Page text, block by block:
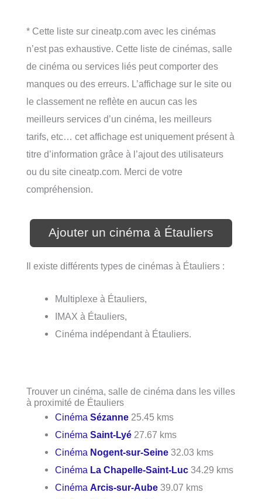
* Cette liste sur cineatp.com avec les cinémas
n’est pas exhaustive. Cette liste de cinémas, salle
de cinéma ou services liés peut comporter des
manques ou des erreurs. L’affichage sur le site ou
le classement ne reflète en aucun cas les
meilleurs services d’un cinéma, les meilleurs
tarifs, etc… cet affichage est uniquement présent à
titre d’information grâce à l’ajout des utilisateurs
ou du site cineatp.com. Merci de votre
compréhension.
Ajouter un cinéma à Étauliers
Il existe différents types de cinémas à Étauliers :
Multiplexe à Étauliers,
IMAX à Étauliers,
Cinéma indépendant à Étauliers.
Trouver un cinéma, salle de cinéma dans les villes
à proximité de Étauliers
CinémaSézanne 25.45 kms
CinémaSaint-Lyé 27.67 kms
Cinéma Nogent-sur-Seine 32.03 kms
Cinéma La Chapelle-Saint-Luc 34.29 kms
CinémaArcis-sur-Aube 39.07 kms